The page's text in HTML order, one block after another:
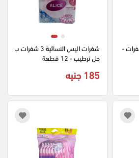
شفرات اليس النسائية 3 شفرات ب
جل ترطيب - 12 قطعة
185 جنيه